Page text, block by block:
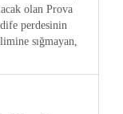
olan Prova
perdesinin
sığmayan,